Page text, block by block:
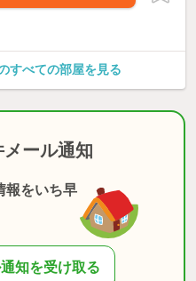
すべての部屋を見る
ール通知
報をいち早
知を受け取る